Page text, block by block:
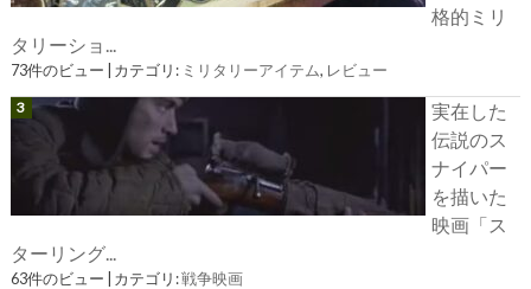
格的ミリ
タリーショ...
73件のビュー | カテゴリ: ミリタリーアイテム, レビュー
実在した
伝説のス
ナイパー
を描いた
映画「ス
ターリング...
63件のビュー | カテゴリ:戦争映画